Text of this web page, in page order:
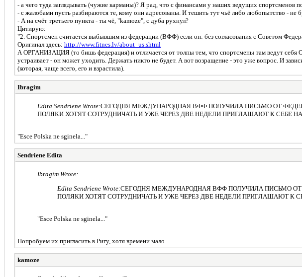
- а чего туда заглядывать (чужие карманы)? Я рад, что с финансами у наших ведущих спортсменов
- с жалобами пусть разбираются те, кому они адресованы. И тешить тут чьё либо любопытство - не
- А на счёт третьего пункта - ты чё, "kamoze", с дуба рухнул?
Цитирую:
"2. Спортсмен считается выбывшим из федерации (ВФФ) если он: без согласования с Советом
Оригинал здесь: http://www.fitnes.lv/about_us.shtml
А ОРГАНИЗАЦИЯ (то бишь федерация) и отличается от толпы тем, что спортсмены там ведут
устраивает - он может уходить. Держать никто не будет. А вот возращение - это уже вопрос. И
(которая, чаще всего, его и взрастила).
Ibragim
Edita Sendriene Wrote:СЕГОДНЯ МЕЖДУНАРОДНАЯ ВФФ ПОЛУЧИЛА ПИСЬМО ОТ
ПОЛЯКИ ХОТЯТ СОТРУДНИЧАТЬ И УЖЕ ЧЕРЕЗ ДВЕ НЕДЕЛИ ПРИГЛАШАЮТ К СЕБЕ
"Esce Polska ne sginela..."
Sendriene Edita
Ibragim Wrote:
Edita Sendriene Wrote:СЕГОДНЯ МЕЖДУНАРОДНАЯ ВФФ ПОЛУЧИЛА ПИСЬМО
ПОЛЯКИ ХОТЯТ СОТРУДНИЧАТЬ И УЖЕ ЧЕРЕЗ ДВЕ НЕДЕЛИ ПРИГЛАШАЮТ К
"Esce Polska ne sginela..."
Попробуем их пригласить в Ригу, хотя времени мало...
kamoze